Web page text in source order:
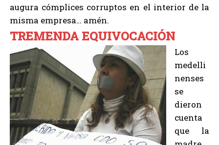
augura cómplices corruptos en el interior de la
misma empresa… amén.
TREMENDA EQUIVOCACIÓN
Los
medelli
nenses
se
dieron
cuenta
que la